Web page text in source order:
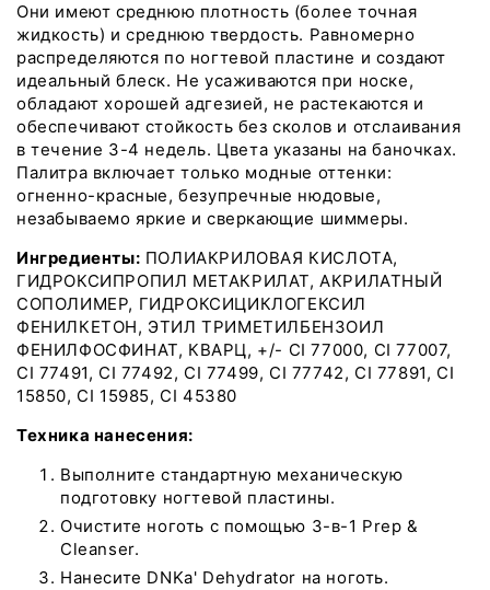
Они имеют среднюю плотность (более точная
жидкость) и среднюю твердость. Равномерно
распределяются по ногтевой пластине и создают
идеальный блеск. Не усаживаются при носке,
обладают хорошей адгезией, не растекаются и
обеспечивают стойкость без сколов и отслаивания
в течение 3-4 недель. Цвета указаны на баночках.
Палитра включает только модные оттенки:
огненно-красные, безупречные нюдовые,
незабываемо яркие и сверкающие шиммеры.
Ингредиенты: ПОЛИАКРИЛОВАЯ КИСЛОТА,
ГИДРОКСИПРОПИЛ МЕТАКРИЛАТ, АКРИЛАТНЫЙ
СОПОЛИМЕР, ГИДРОКСИЦИКЛОГЕКСИЛ
ФЕНИЛКЕТОН, ЭТИЛ ТРИМЕТИЛБЕНЗОИЛ
ФЕНИЛФОСФИНАТ, КВАРЦ, +/- CI 77000, CI 77007,
CI 77491, CI 77492, CI 77499, CI 77742, CI 77891, CI
15850, CI 15985, CI 45380
Техника нанесения:
Выполните стандартную механическую
подготовку ногтевой пластины.
Очистите ноготь с помощью 3-в-1 Prep &
Cleanser.
Нанесите DNKa' Dehydrator на ноготь.